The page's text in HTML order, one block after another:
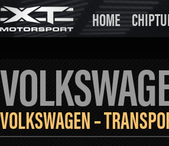
HOME
VOLKSWAGEN –